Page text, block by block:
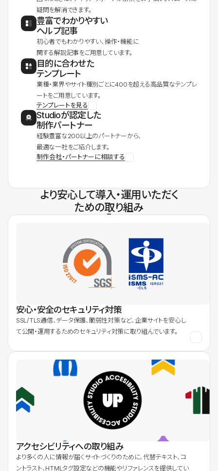
疑問を解消できます。
豊富でわかりやすい
ヘルプ記事
初心者でもわかりやすい、操作・機能に
関する解説記事をご用意しています。
目的に合わせた
テンプレート
業種・業界やサイト種別ごとに400を超える高品質なテンプレ
ートをご用意しています。
テンプレートを見る
Studioが認定した
制作パートナー
経験豊富な200以上のパートナーから、
最適な一社をご紹介します。
制作会社・パートナーに相談する
より安心して導入・運用いただく
ための取り組み
安心・安全のセキュリティ対策
SSL/TLS通信、データ保護、脆弱性対策など、企業サイトを安心し
て公開・運用するためのセキュリティ対策に取り組んでいます。
アクセシビリティへの取り組み
より多くの人に情報が届くサイトづくりのために、代替テキスト、コ
ントラスト、HTMLタグ設定などの機能やリファレンスを提供してい